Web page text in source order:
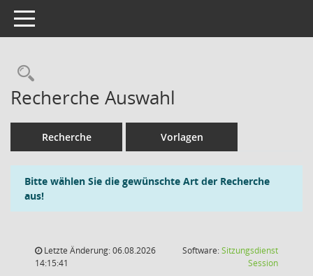
Toggle navigation
Rechercheauswahl
Recherche Auswahl
Recherche Vorlagen
Bitte wählen Sie die gewünschte Art der Recherche
aus!
Letzte Änderung: 06.08.2026
14:15:41
Software:Sitzungsdienst
Session(Wird in